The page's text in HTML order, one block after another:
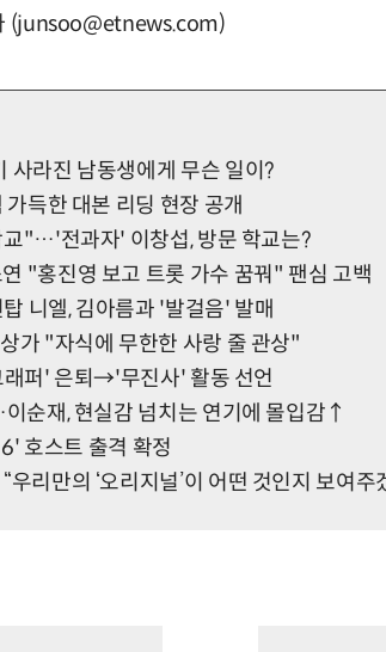
(junsoo@etnews.com)
사라진 남동생에게 무슨 일이?
득한 대본 리딩 현장 공개
"…'전과자' 이창섭, 방문 학교는?
"홍진영 보고 트롯 가수 꿈꿔" 팬심 고백
니엘, 김아름과 '발걸음' 발매
가 "자식에 무한한 사랑 줄 관상"
퍼' 은퇴→'무진사' 활동 선언
순재, 현실감 넘치는 연기에 몰입감↑
호스트 출격 확정
우리만의 ‘오리지널’이 어떤 것인지 보여주